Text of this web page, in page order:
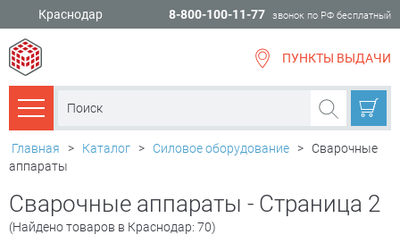
Краснодар 8-800-100-11-77 звонок по РФ бесплатный
ПУНКТЫ ВЫДАЧИ
Каталог товаров
Главная > Каталог > Силовое оборудование >
Сварочные
аппараты
Сварочные аппараты - Страница 2
(Найдено товаров в Краснодар: 70)